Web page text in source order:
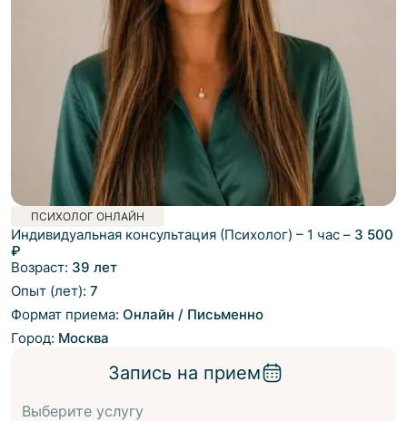
ПСИХОЛОГ ОНЛАЙН
Индивидуальная консультация (Психолог) – 1 час – 3 500
₽
Возраст: 39 лет
Опыт (лет): 7
Формат приема: Онлайн / Письменно
Город: Москва
Запись на прием
Выберите услугу